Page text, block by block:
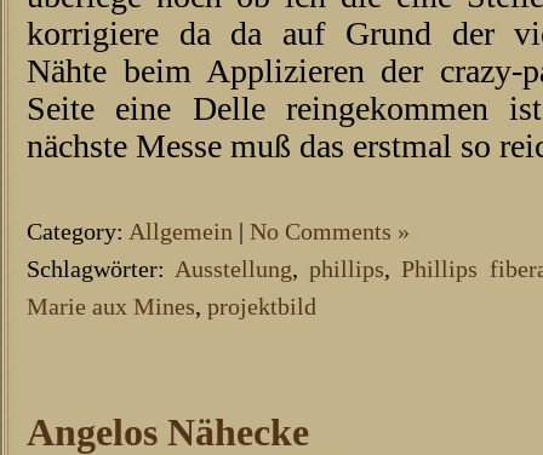
korrigiere da da auf Grund der
Nähte beim Applizieren der crazy-
Seite eine Delle reingekommen
nächste Messe muß das erstmal so
Category: Allgemein | No Comments »
Schlagwörter: Ausstellung,phillips,Phillips
Marie aux Mines, projektbild
Angelos Nähecke